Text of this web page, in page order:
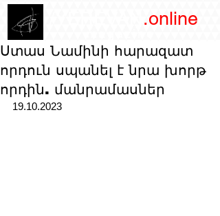
.online
Ստաս Նամինի հարազատ
որդուն սպանել է նրա խորթ
որդին. մանրամասներ
19.10.2023